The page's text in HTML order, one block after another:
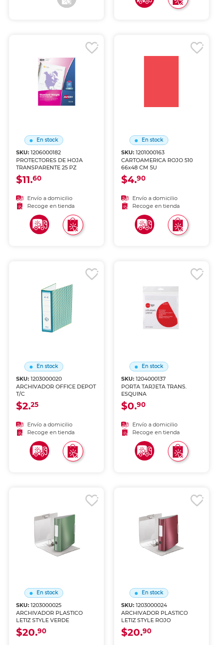
En stock
SKU:1206000182
PROTECTORES DE HOJA
TRANSPARENTE 25 PZ
$11.60
Envío a domicilio
Recoge en tienda
En stock
SKU: 1201000163
CARTOAMERICA ROJO 510
66x48 CM 5U
$4.90
Envío a domicilio
Recoge en tienda
En stock
SKU:1203000020
ARCHIVADOR OFFICE DEPOT
T/C
$2.25
Envío a domicilio
Recoge en tienda
En stock
SKU: 1204000137
PORTA TARJETA TRANS.
ESQUINA
$0.90
Envío a domicilio
Recoge en tienda
En stock
SKU:1203000025
ARCHIVADOR PLASTICO
LETIZ STYLE VERDE
$20.90
En stock
SKU: 1203000024
ARCHIVADOR PLASTICO
LETIZ STYLE ROJO
$20.90